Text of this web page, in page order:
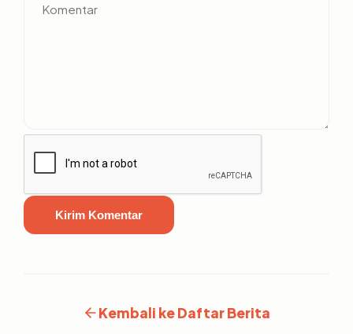
Kirim Komentar
Kembali ke Daftar Berita